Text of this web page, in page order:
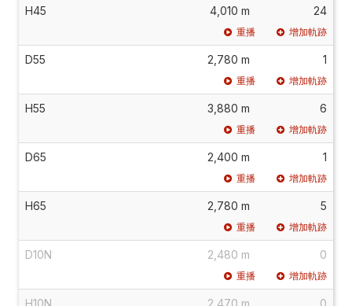
H45 4,010 m 24
重播 增加軌跡
D55 2,780 m 1
重播 增加軌跡
H55 3,880 m 6
重播 增加軌跡
D65 2,400 m 1
重播 增加軌跡
H65 2,780 m 5
重播 增加軌跡
D10N 2,480 m 0
重播 增加軌跡
H10N 2,470 m 0